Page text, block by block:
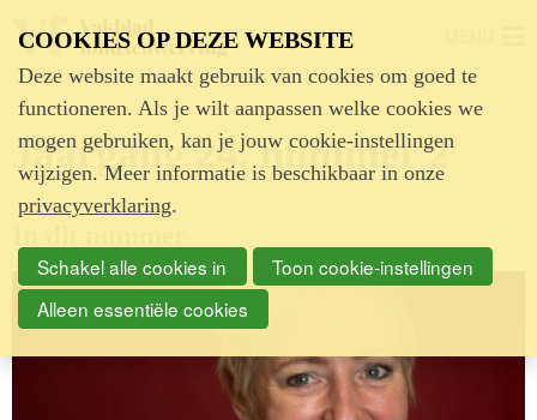
Jaargang 24, nummer 2
COOKIES OP DEZE WEBSITE
Deze website maakt gebruik van cookies om goed te
functioneren. Als je wilt aanpassen welke cookies we
mogen gebruiken, kan je jouw cookie-instellingen
wijzigen. Meer informatie is beschikbaar in onze
privacyverklaring.
Schakel alle cookies in
Toon cookie-instellingen
Alleen essentiële cookies